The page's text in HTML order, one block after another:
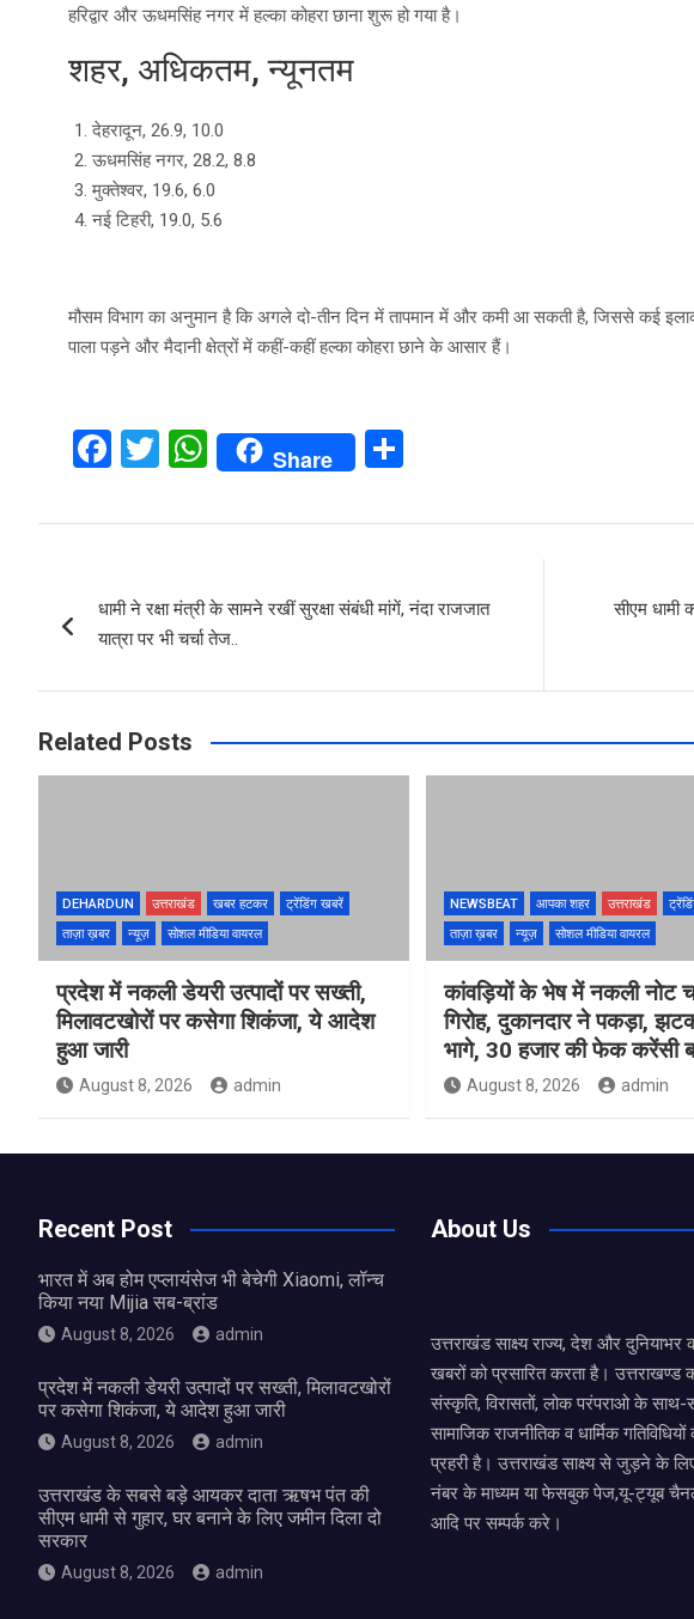
हरिद्वार और ऊधमसिंह नगर में हल्का कोहरा छाना शुरू हो गया है।
शहर, अधिकतम, न्यूनतम
देहरादून, 26.9, 10.0
ऊधमसिंह नगर, 28.2, 8.8
मुक्तेश्वर, 19.6, 6.0
नई टिहरी, 19.0, 5.6
मौसम विभाग का अनुमान है कि अगले दो-तीन दिन में तापमान में और कमी आ सकती है, जिससे कई
पाला पड़ने और मैदानी क्षेत्रों में कहीं-कहीं हल्का कोहरा छाने के आसार हैं।
F
ce
o
o
k
T
tt
W
h
at
A
p
p
Share
ar
navigation
धामी ने रक्षा मंत्री के सामने रखीं सुरक्षा संबंधी मांगें, नंदा राजजात
यात्रा पर भी चर्चा तेज..
सीएम
Related Posts
DEHARDUN उत्तराखंड खबर हटकर
ट्रेंडिंग खबरें
ताज़ा ख़बर
न्यूज़ सोशल मीडिया वायरल
प्रदेश में नकली डेयरी उत्पादों पर सख्ती,
मिलावटखोरों पर कसेगा शिकंजा, ये आदेश
हुआ जारी
August 8, 2026 admin
NEWSBEAT आपका शहर उत्तराखंड
ताज़ा ख़बर
न्यूज़ सोशल मीडिया वायरल
कांवड़ियों के भेष में नकली नोट
गिरोह, दुकानदार ने पकड़ा,
भागे, 30 हजार की फेक करेंसी
August 8, 2026 admin
Recent Post
भारत में अब होम एप्लायंसेज भी बेचेगी Xiaomi, लॉन्च
किया नया Mijia सब-ब्रांड
August 8, 2026 admin
प्रदेश में नकली डेयरी उत्पादों पर सख्ती, मिलावटखोरों
पर कसेगा शिकंजा, ये आदेश हुआ जारी
August 8, 2026 admin
उत्तराखंड के सबसे बड़े आयकर दाता ऋषभ पंत की
सीएम धामी से गुहार, घर बनाने के लिए जमीन दिला दो
सरकार
August 8, 2026 admin
About Us
उत्तराखंड साक्ष्य राज्य, देश और दुनियाभर
खबरों को प्रसारित करता है। उत्तराखण्ड
संस्कृति, विरासतों, लोक परंपराओ के साथ-
सामाजिक राजनीतिक व धार्मिक
प्रहरी है। उत्तराखंड साक्ष्य से जुड़ने के
नंबर के माध्यम या फेसबुक पेज,यू-ट्यूब
आदि पर सम्पर्क करे।